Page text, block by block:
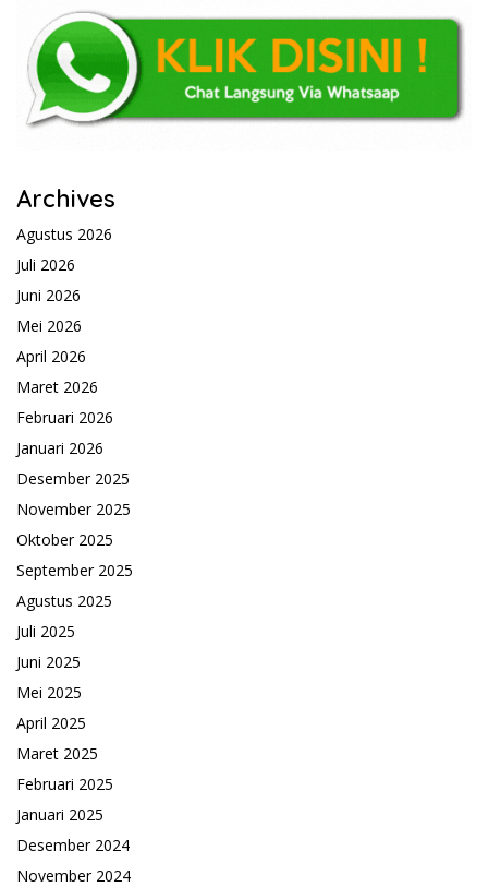
Archives
Agustus 2026
Juli 2026
Juni 2026
Mei 2026
April 2026
Maret 2026
Februari 2026
Januari 2026
Desember 2025
November 2025
Oktober 2025
September 2025
Agustus 2025
Juli 2025
Juni 2025
Mei 2025
April 2025
Maret 2025
Februari 2025
Januari 2025
Desember 2024
November 2024